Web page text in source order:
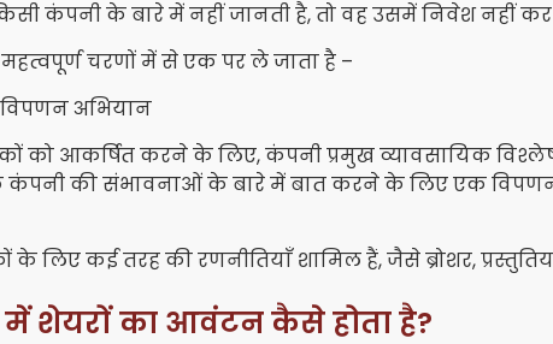
कंपनी के बारे में नहीं जानती है, तो वह उसमें निवेश नहीं
चरणों में से एक पर ले जाता है –
विपणन अभियान
को आकर्षित करने के लिए, कंपनी प्रमुख व्यावसायिक
की संभावनाओं के बारे में बात करने के लिए एक विपणन
लिए कई तरह की रणनीतियाँ शामिल हैं, जैसे ब्रोशर,
शेयरों का आवंटन कैसे होता है?